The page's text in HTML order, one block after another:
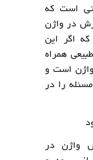
است که
در واژن
اگر این
همراه
است و
را در
واژن در